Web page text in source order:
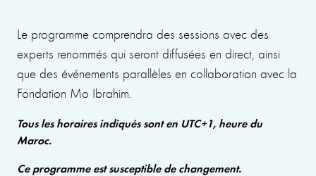
Le programme comprendra des sessions avec des
experts renommés qui seront diffusées en direct, ainsi
que des événements parallèles en collaboration avec la
Fondation Mo Ibrahim.
Tous les horaires indiqués sont en UTC+1, heure du
Maroc.
Ce programme est susceptible de changement.